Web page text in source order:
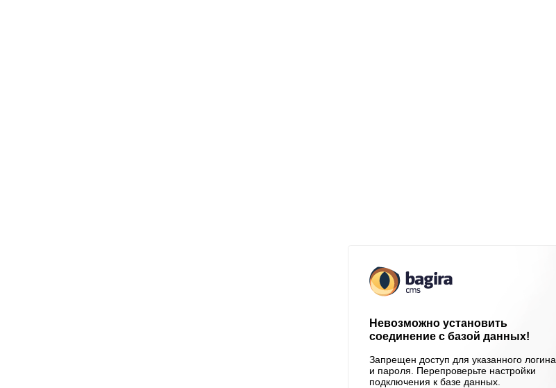
Невозможно установить
соединение с базой данных!
Запрещен доступ для указанного логина
и пароля. Перепроверьте настройки
подключения к базе данных.